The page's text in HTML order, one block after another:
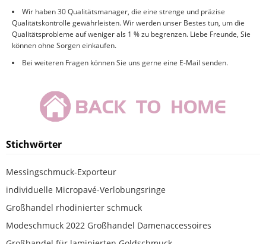
Wir haben 30 Qualitätsmanager, die eine strenge und präzise
Qualitätskontrolle gewährleisten. Wir werden unser Bestes tun, um die
Qualitätsprobleme auf weniger als 1 % zu begrenzen. Liebe Freunde, Sie
können ohne Sorgen einkaufen.
Bei weiteren Fragen können Sie uns gerne eine E-Mail senden.
Stichwörter
Messingschmuck-Exporteur
individuelle Micropavé-Verlobungsringe
Großhandel rhodinierter schmuck
Modeschmuck 2022 Großhandel Damenaccessoires